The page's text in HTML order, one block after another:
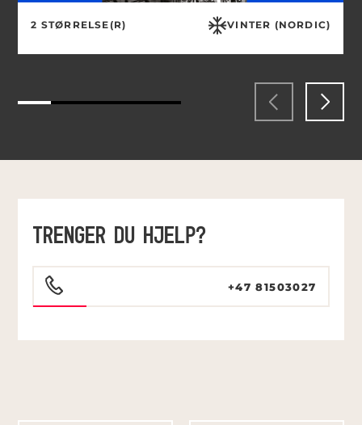
2 STØRRELSE(R) VINTER (NORDIC)
TRENGER DU HJELP?
+47 81503027